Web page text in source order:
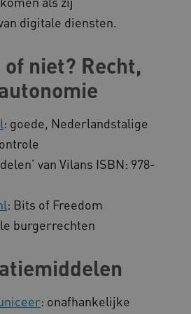
digitale diensten.
niet? Recht,
: goede, Nederlandstalige
van Vilans ISBN: 978-
: Bits of Freedom
burgerrechten
: onafhankelijke
.youtube.com
.kennispleingehandicaptensector.nl
.vimeo.com
vilans.blueconic.net
Google Privacy Policy